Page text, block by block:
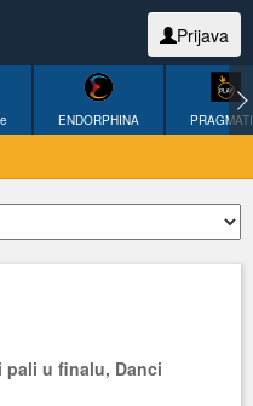
Prijava
ENDORPHINA
pali u finalu, Danci